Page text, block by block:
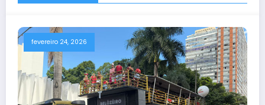
fevereiro 24, 2026